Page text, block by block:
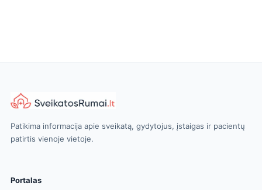
Patikima informacija apie sveikatą, gydytojus, įstaigas ir pacientų
patirtis vienoje vietoje.
Portalas